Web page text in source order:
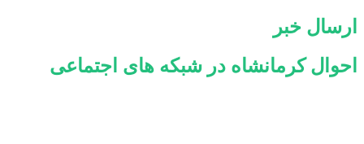
ارسال خبر
احوال کرمانشاه در شبکه های اجتماعی